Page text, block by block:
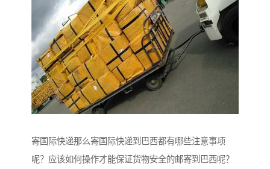
寄国际快递那么寄国际快递到巴西都有哪些注意事项
呢？应该如何操作才能保证货物安全的邮寄到巴西呢？